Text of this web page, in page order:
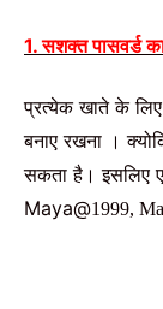
1. सशक्त पासवर्ड
प्रत्येक खाते के लिए
बनाए रखना ।
सकता है। इसलिए
Maya@1999,